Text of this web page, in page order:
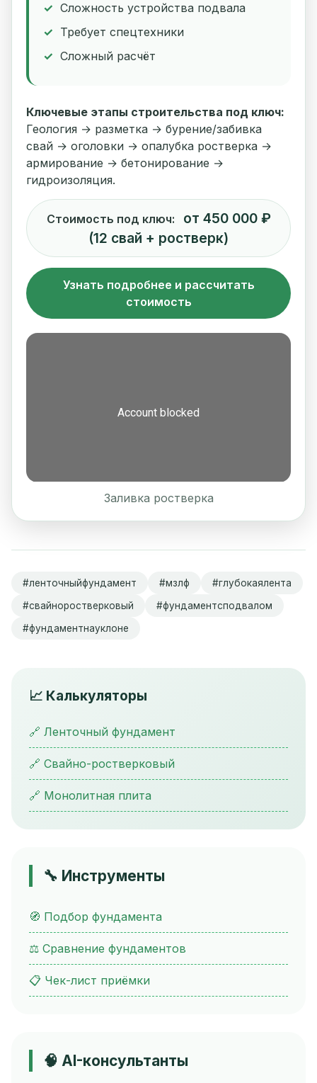
Сложность устройства подвала
Требует спецтехники
Сложный расчёт
Ключевые этапы строительства под ключ:
Геология → разметка → бурение/забивка
свай → оголовки → опалубка ростверка →
армирование → бетонирование →
гидроизоляция.
Стоимость под ключ:
от 450 000 ₽
(12 свай + ростверк)
Узнать подробнее и рассчитать
стоимость
Заливка ростверка
#ленточныйфундамент #мзлф
#глубокаялента
#свайноростверковый
#фундаментсподвалом
#фундаментнауклоне
📈 Калькуляторы
🔗 Ленточный фундамент
🔗 Свайно-ростверковый
🔗 Монолитная плита
🔧 Инструменты
🧭 Подбор фундамента
⚖ Сравнение фундаментов
📋 Чек-лист приёмки
🧠 AI-консультанты